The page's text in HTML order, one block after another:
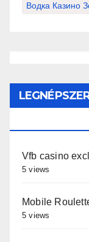
Водка Казино
Vfb casino
5 views
Mobile
5 views